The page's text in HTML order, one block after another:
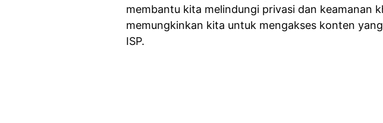
membantu kita melindungi privasi dan keamanan
memungkinkan kita untuk mengakses konten
ISP.